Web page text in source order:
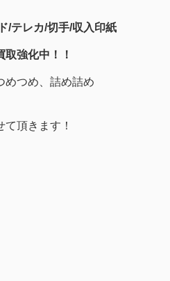
/テレカ/切手/収入印紙
強化中！！
めつめ、詰め詰め
頂きます！